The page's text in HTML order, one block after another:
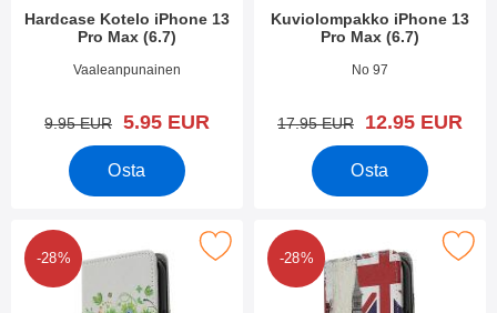
Hardcase Kotelo iPhone 13
Pro Max (6.7)
Tuote.nro 42008
Vaaleanpunainen
vanha hinta
9.95 EUR uusi hinta
5.95 EUR
Osta
Kuviolompakko iPhone 13
Pro Max (6.7)
Tuote.nro 42062
No 97
vanha hinta
17.95 EUR uusi hinta
12.95 EUR
Osta
-28%
kuviolompakko iPhone 13 Pro Max (6.7) suosikiksi
-28%
Merkitse kuviolompakko iPhone